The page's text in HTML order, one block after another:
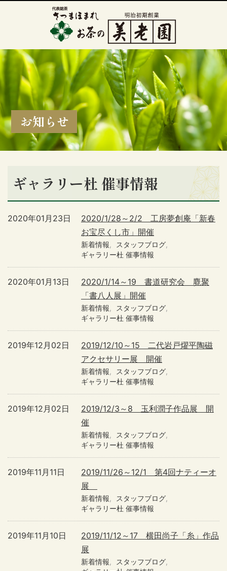
お知らせ
ギャラリー杜 催事情報
2020/1/28～2/2 工房夢創庵「新春
お宝尽くし市」開催
2020年01月23日
新着情報
スタッフブログ
ギャラリー杜 催事情報
2020/1/14～19 書道研究会 麑聚
「書八人展」開催
2020年01月13日
新着情報
スタッフブログ
ギャラリー杜 催事情報
2019/12/10～15 二代岩戸燿平陶磁
アクセサリー展 開催
2019年12月02日
新着情報
スタッフブログ
ギャラリー杜 催事情報
2019/12/3～8 玉利潤子作品展 開
催
2019年12月02日
新着情報
スタッフブログ
ギャラリー杜 催事情報
2019/11/26～12/1 第4回ナティーオ
展
2019年11月11日
新着情報
スタッフブログ
ギャラリー杜 催事情報
2019/11/12～17 横田尚子「糸」作品
展
2019年11月10日
新着情報
スタッフブログ